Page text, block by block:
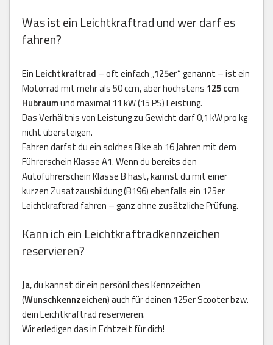
Was ist ein Leichtkraftrad und wer darf es
fahren?
Ein Leichtkraftrad – oft einfach „125er“ genannt – ist ein
Motorrad mit mehr als 50 ccm, aber höchstens 125 ccm
Hubraumund maximal 11 kW (15 PS) Leistung.
Das Verhältnis von Leistung zu Gewicht darf 0,1 kW pro kg
nicht übersteigen.
Fahren darfst du ein solches Bike ab 16 Jahren mit dem
Führerschein Klasse A1. Wenn du bereits den
Autoführerschein Klasse B hast, kannst du mit einer
kurzen Zusatzausbildung (B196) ebenfalls ein 125er
Leichtkraftrad fahren – ganz ohne zusätzliche Prüfung.
Kann ich ein Leichtkraftradkennzeichen
reservieren?
Ja, du kannst dir ein persönliches Kennzeichen
(Wunschkennzeichen) auch für deinen 125er Scooter bzw.
dein Leichtkraftrad reservieren.
Wir erledigen das in Echtzeit für dich!